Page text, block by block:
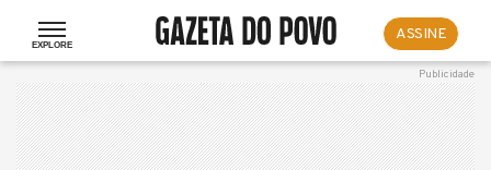
ASSINE